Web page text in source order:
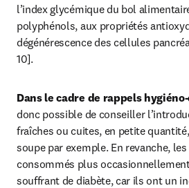
l’index glycémique du bol
polyphénols, aux propriétés
dégénérescence des cellules
10].
Dans le cadre de rappels
donc possible de conseiller
fraîches ou cuites, en petite
soupe par exemple. En revanche,
consommés plus
souffrant de diabète, car ils ont un